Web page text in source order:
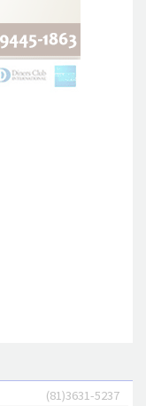
(81)3631-5237